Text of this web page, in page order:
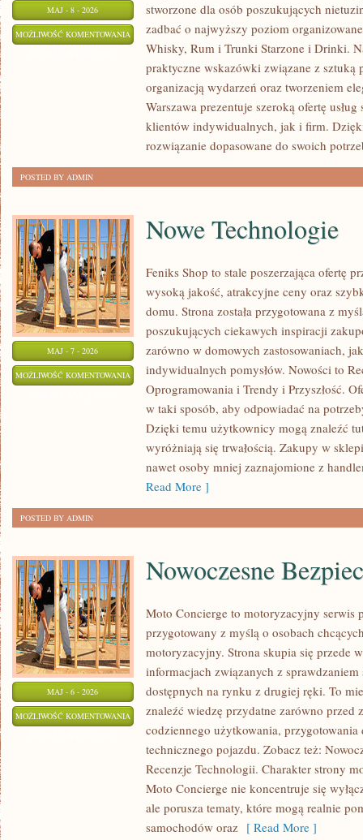
MAJ - 8 - 2026
MOŻLIWOŚĆ KOMENTOWANIA DRINKI
stworzone dla osób poszukujących
zadbać o najwyższy poziom
Whisky, Rum i Trunki Starzone i Drinki.
praktyczne wskazówki związane z
organizacją wydarzeń oraz tworzeniem
Warszawa prezentuje szeroką ofertę
klientów indywidualnych, jak i firm.
rozwiązanie dopasowane do swoich
POSTED BY ADMIN
MAJ - 7 - 2026
MOŻLIWOŚĆ KOMENTOWANIA NOWE
TECHNOLOGIE
Nowe Technologie
Feniks Shop to stale poszerzająca ofertę
wysoką jakość, atrakcyjne ceny oraz
domu. Strona została przygotowana z
poszukujących ciekawych inspiracji
zarówno w domowych zastosowaniach,
indywidualnych pomysłów. Nowości to
Oprogramowania i Trendy i Przyszłość.
w taki sposób, aby odpowiadać na
Dzięki temu użytkownicy mogą znaleźć
wyróżniają się trwałością. Zakupy w
nawet osoby mniej zaznajomione z
Read More ]
POSTED BY ADMIN
MAJ - 6 - 2026
MOŻLIWOŚĆ KOMENTOWANIA NOWOCZESNE
BEZPIECZEŃSTWO
Nowoczesne
Moto Concierge to motoryzacyjny serwis
przygotowany z myślą o osobach
motoryzacyjny. Strona skupia się przede
informacjach związanych z sprawdzaniem
dostępnych na rynku z drugiej ręki. To
znaleźć wiedzę przydatne zarówno przed
codziennego użytkowania,
technicznego pojazdu. Zobacz też:
Recenzje Technologii. Charakter strony
Moto Concierge nie koncentruje się
ale porusza tematy, które mogą realnie
samochodów oraz [ Read More ]